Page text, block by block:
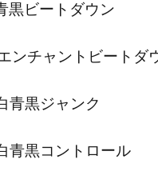
ビートダウン
チャントビートダ
黒ジャンク
黒コントロール